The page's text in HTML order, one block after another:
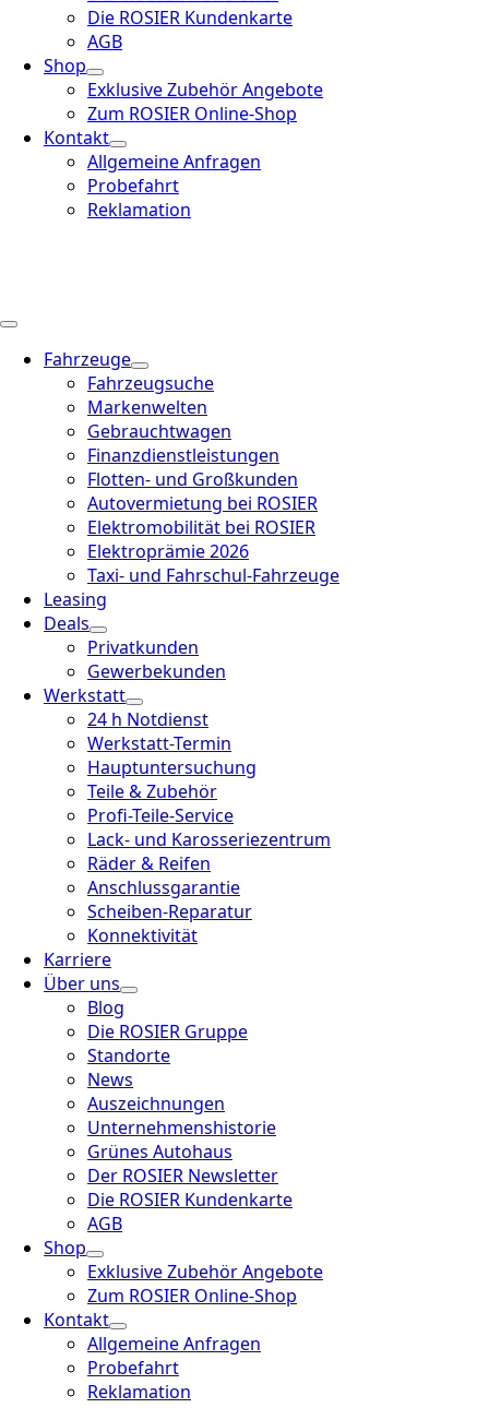
Die ROSIER Kundenkarte
AGB
Shop
Exklusive Zubehör Angebote
Zum ROSIER Online-Shop
Kontakt
Allgemeine Anfragen
Probefahrt
Reklamation
Fahrzeuge
Fahrzeugsuche
Markenwelten
Gebrauchtwagen
Finanzdienstleistungen
Flotten- und Großkunden
Autovermietung bei ROSIER
Elektromobilität bei ROSIER
Elektroprämie 2026
Taxi- und Fahrschul-Fahrzeuge
Leasing
Deals
Privatkunden
Gewerbekunden
Werkstatt
24 h Notdienst
Werkstatt-Termin
Hauptuntersuchung
Teile & Zubehör
Profi-Teile-Service
Lack- und Karosseriezentrum
Räder & Reifen
Anschlussgarantie
Scheiben-Reparatur
Konnektivität
Karriere
Über uns
Blog
Die ROSIER Gruppe
Standorte
News
Auszeichnungen
Unternehmenshistorie
Grünes Autohaus
Der ROSIER Newsletter
Die ROSIER Kundenkarte
AGB
Shop
Exklusive Zubehör Angebote
Zum ROSIER Online-Shop
Kontakt
Allgemeine Anfragen
Probefahrt
Reklamation